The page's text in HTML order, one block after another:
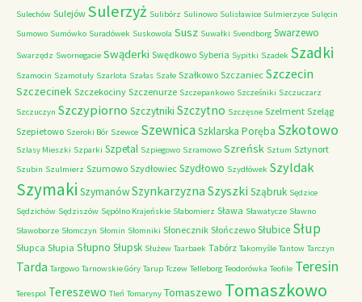
Sulechów Sulejów Sulerzyż Sulibórz Sulinowo Sulisławice Sulmierzyce Sulęcin
Sumowo Sumówko Suradówek Suskowola Susz Suwałki Svendborg Swarzewo
Swarzędz Swornegacie Swąderki Swędkowo Syberia Sypitki Szadek Szadki
Szamocin Szamotuły Szarlota Szałas Szałe Szałkowo Szczaniec Szczecin
Szczecinek Szczekociny Szczenurze Szczepankowo Szcześniki Szczuczarz
Szczuczyn Szczypiorno Szczytniki Szczytno Szczęsne Szelment Szeląg
Szepietowo Szeroki Bór Szewce SzewnicaSzklarska Poręba Szkotowo
Szlasy Mieszki Szparki Szpetal Szpiegowo Szramowo Szreńsk Sztum Sztynort
Szubin Szulmierz Szumowo Szydłowiec Szydłowo Szydłówek Szyldak
Szymaki SzymanówSzynkarzyzna Szyszki Sząbruk Sędzice
Sędzichów Sędziszów Sępólno Krajeńskie Słabomierz Sława Sławatycze Sławno
Sławoborze Słomczyn Słomin Słomniki Słonecznik Słończewo Słubice Słup
Słupca Słupia Słupno Słupsk Służew Taarbaek Tabórz Takomyśle Tantow Tarczyn
Tarda Targowo Tarnowskie Góry Tarup Tczew Telleborg Teodorówka Teofile Teresin
Terespol Tereszewo Tleń Tomaryny Tomaszewo Tomaszkowo